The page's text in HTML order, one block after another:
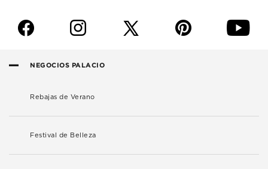
f i p y
NEGOCIOS PALACIO
Rebajas de Verano
Festival de Belleza